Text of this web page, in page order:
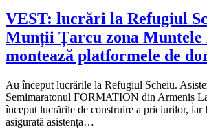
VEST: lucrări la Refugiul
Munții Țarcu zona Muntele
montează platformele de
Au început lucrările la Refugiul Scheiu.
Semimaratonul FORMATION din Armeniș
început lucrările de construire a priciurilor, iar
asigurată asistența…